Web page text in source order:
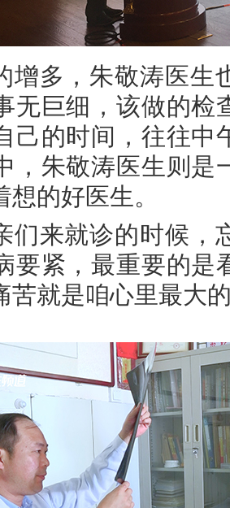
增多，朱敬涛医生
无巨细，该做的检
己的时间，往往中
，朱敬涛医生则是
的好医生。
们来就诊的时候，
要紧，最重要的是
苦就是咱心里最大